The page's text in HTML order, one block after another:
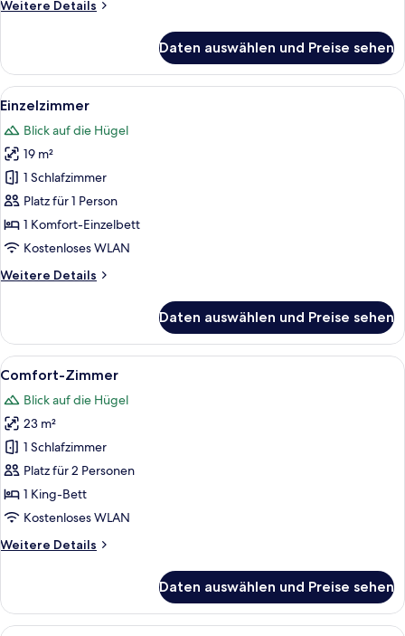
Weitere Details
Weitere
Zimmer
Daten auswählen und Preise sehen
Alle
Fotos
für
Einzelzimmer
anzeigen
Ein Hotelzimmer mit einem Bett,
2
Einzelzimmer
Blick auf die Hügel
19 m²
1 Schlafzimmer
Platz für 1 Person
1 Komfort-Einzelbett
Kostenloses WLAN
Weitere Details
Weitere
Daten auswählen und Preise sehen
Alle
Fotos
für
Comfort-
Zimmer
anzeigen
Ein Hotelzimmer mit einem großen
4
Comfort-Zimmer
Blick auf die Hügel
23 m²
1 Schlafzimmer
Platz für 2 Personen
1 King-Bett
Kostenloses WLAN
Weitere Details
Weitere
Zimmer
Daten auswählen und Preise sehen
Ein Hotelzimmer mit einem großen